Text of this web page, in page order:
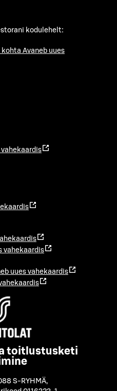
kodulehelt:
kohta Avaneb uues
vahekaardis
vahekaardis
uues vahekaardis
toitlustusketi
S-RYHMÄ,